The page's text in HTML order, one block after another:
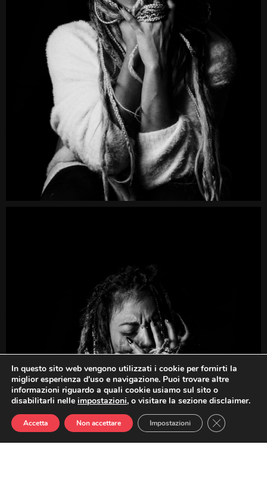
In questo sito web vengono utilizzati i cookie per fornirti la
miglior esperienza d'uso e navigazione. Puoi trovare altre
informazioni riguardo a quali cookie usiamo sul sito o
disabilitarli nelle impostazioni, o visitare la sezione disclaimer.
Accetta Non accettare Impostazioni CLOSE